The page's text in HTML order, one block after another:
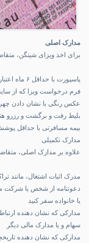
مدارک اصلی
برای اخذ ویزای شینگن،
پاسپورت با حداقل ۶ ماه اعتبار
فرم درخواست ویزا که از
عکس رنگی با نشان دادن چهره شخص، به
بلیط رفت و برگشت و رزرو
بیمه مسافرتی با حداقل پوشش ۳۰ هزار
مدارک تکمیلی
علاوه بر مدارک اصلی،
مدرک اثبات اشتغال، مانند
دعوتنامه از شخص یا شرکت
یا خانواده سفر کنید
مدارکی که نشان دهنده
سهام و یا مدارک مالی دیگر
مدارکی که نشان دهنده